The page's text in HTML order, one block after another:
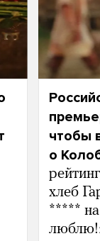
чтобы
о
хлеб
***** на